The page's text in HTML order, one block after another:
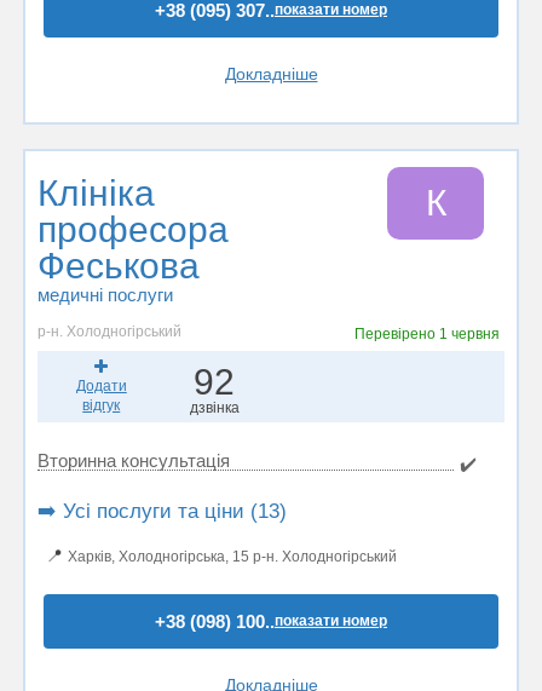
+38 (095) 307..показати номер
Докладніше
Клініка
професора
Феськова
медичні послуги
К
р-н. Холодногірський Перевірено 1 червня
Додати
відгук
92
дзвінка
Вторинна консультація ✔️
➡️ Усі послуги та ціни (13)
📍 Харків, Холодногірська, 15 р-н. Холодногірський
+38 (098) 100..показати номер
Докладніше